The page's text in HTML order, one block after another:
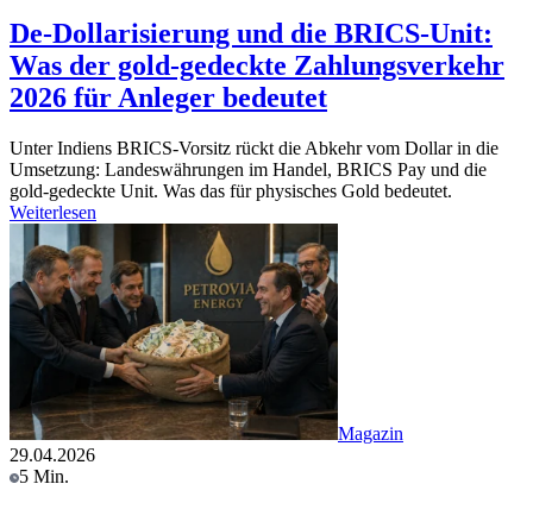
De-Dollarisierung und die BRICS-Unit:
Was der gold-gedeckte Zahlungsverkehr
2026 für Anleger bedeutet
Unter Indiens BRICS-Vorsitz rückt die Abkehr vom Dollar in die
Umsetzung: Landeswährungen im Handel, BRICS Pay und die
gold-gedeckte Unit. Was das für physisches Gold bedeutet.
Weiterlesen
Magazin
29.04.2026
5 Min.